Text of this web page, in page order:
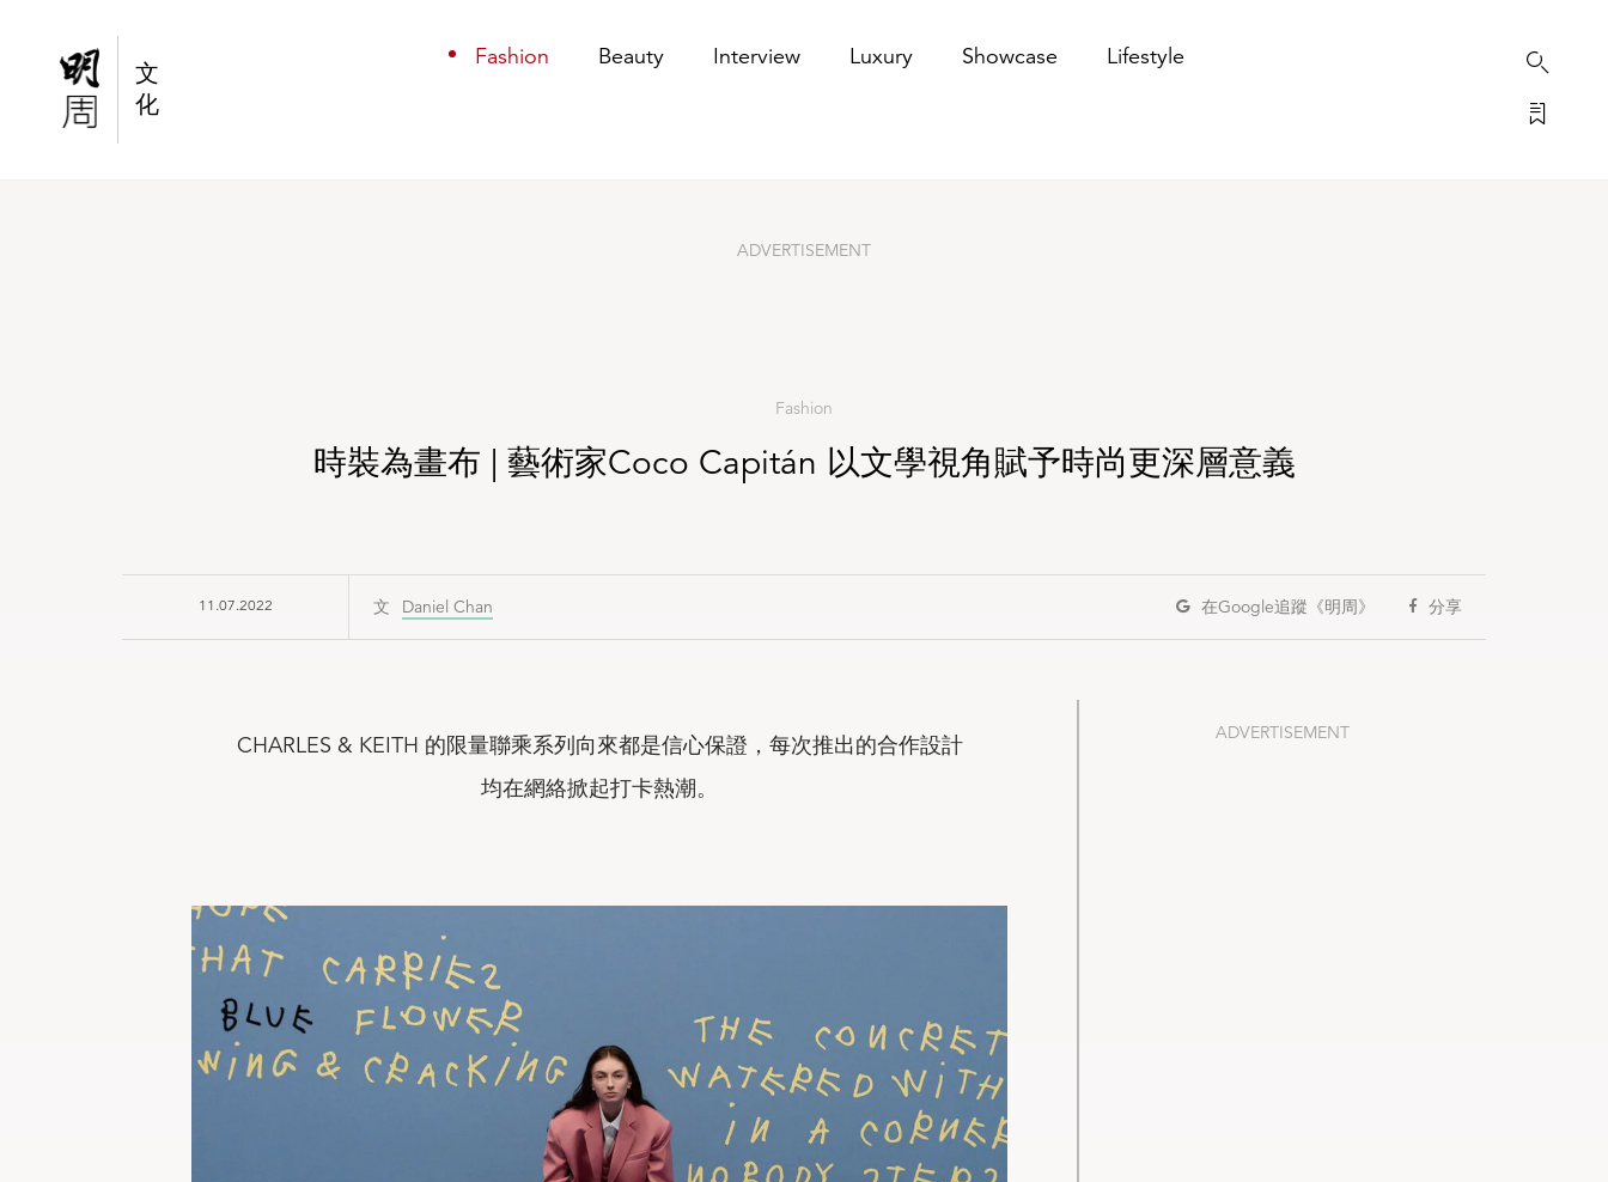
文
化
Fashion Beauty Interview Luxury Showcase Lifestyle
ADVERTISEMENT
Fashion
時裝為畫布 | 藝術家Coco Capitán 以文學視角賦予時尚更深層意義
11.07.2022 Daniel Chan 在Google追蹤《明周》 分享
CHARLES & KEITH 的限量聯乘系列向來都是信心保證，每次推出的合作設計
均在網絡掀起打卡熱潮。
ADVERTISEMENT